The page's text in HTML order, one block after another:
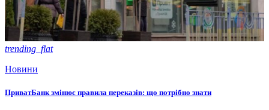
trending_flat
Новини
ПриватБанк змінює правила переказів: що потрібно знати